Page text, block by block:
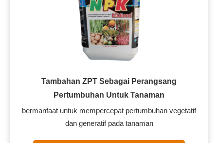
Tambahan ZPT Sebagai Perangsang
Pertumbuhan Untuk Tanaman
bermanfaat untuk mempercepat pertumbuhan vegetatif
dan generatif pada tanaman